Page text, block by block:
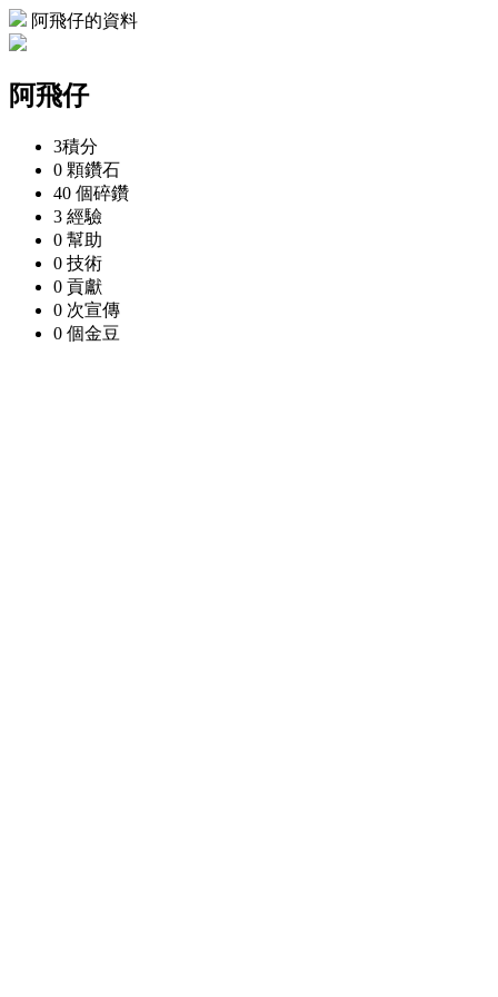
阿飛仔的資料
阿飛仔
3積分
0 顆鑽石
40 個碎鑽
3 經驗
0 幫助
0 技術
0 貢獻
0 次宣傳
0 個金豆